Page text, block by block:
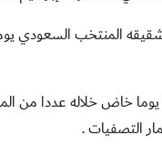
منتخبنا قد أقام مؤخرا معسكرا في صربيا
التصفيات .